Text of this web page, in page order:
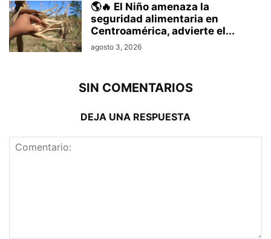
🌎🔥 El Niño amenaza la
seguridad alimentaria en
Centroamérica, advierte el...
agosto 3, 2026
SIN COMENTARIOS
DEJA UNA RESPUESTA